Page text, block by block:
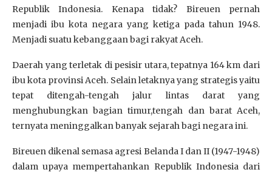
Republik Indonesia. Kenapa tidak? Bireuen pernah
menjadi ibu kota negara yang ketiga pada tahun 1948.
Menjadi suatu kebanggaan bagi rakyat Aceh.
Daerah yang terletak di pesisir utara, tepatnya 164 km dari
ibu kota provinsi Aceh. Selain letaknya yang strategis yaitu
tepat ditengah-tengah jalur lintas darat yang
menghubungkan bagian timur,tengah dan barat Aceh,
ternyata meninggalkan banyak sejarah bagi negara ini.
Bireuen dikenal semasa agresi Belanda I dan II (1947-1948)
dalam upaya mempertahankan Republik Indonesia dari